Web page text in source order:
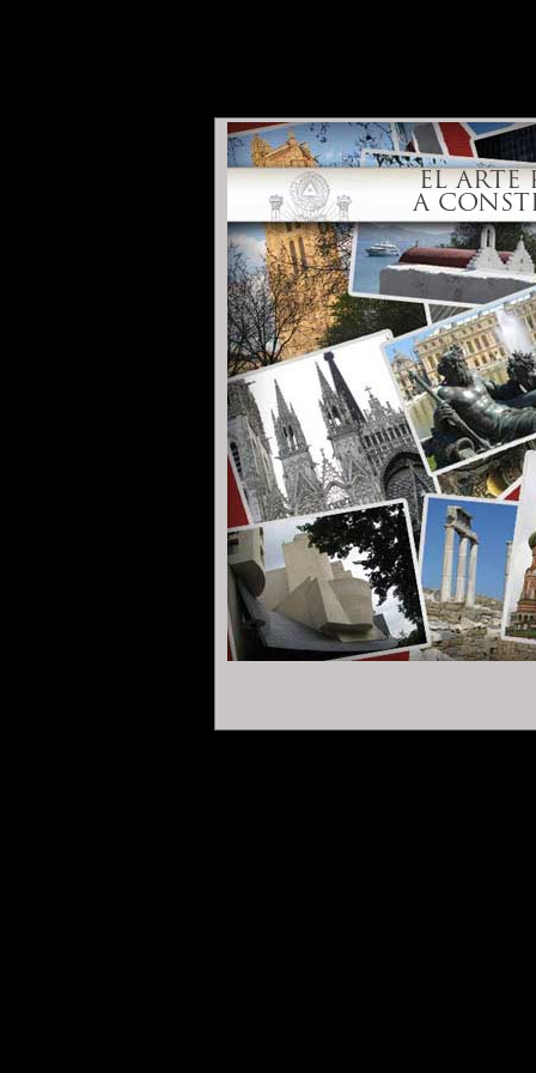
A CONSTRUIR UN
Recepcion Llamado
¿La
teniendo sentido en
Los hombres construimos demasiados
EL ARTE
A